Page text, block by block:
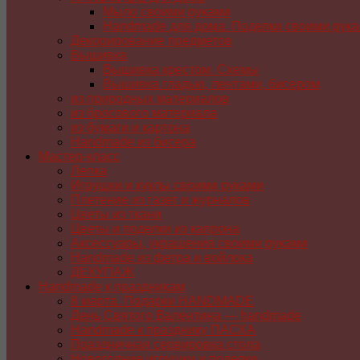
Мыло своими руками
Handmade для дома. Поделки своими
Декорирование предметов
Вышивка
Вышивка крестом. Схемы
Вышивка гладью, лентами, бисером
из природных материалов
из бросового материала
из бумаги и картона
Handmade из бисера
Мастер-класс
Лепка
Игрушки и куклы своими руками
Плетение из газет и журналов
Цветы из ткани
Цветы и поделки из капрона
Аксессуары, украшения своими руками
Handmade из фетра и войлока
ДЕКУПАЖ
Handmade к праздникам
8 марта. Подарки HANDMADE
День Святого Валентина — handmade
Handmade к празднику ПАСХA
Праздничная сервировка стола